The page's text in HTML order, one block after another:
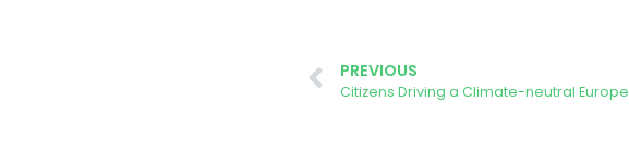
PREVIOUS
Citizens Driving a Climate-neutral Europe